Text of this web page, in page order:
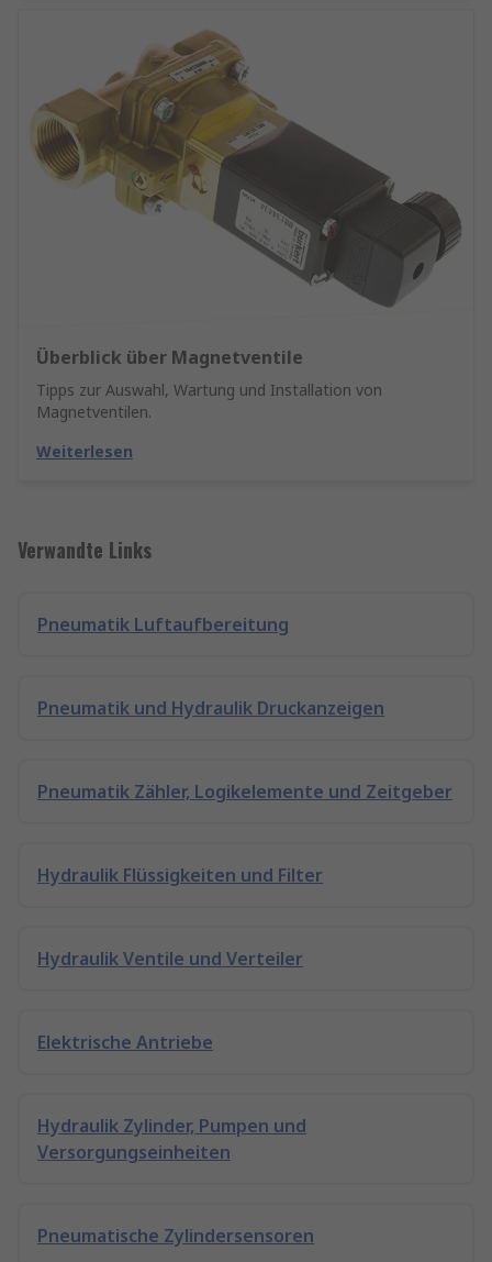
Überblick über Magnetventile
Tipps zur Auswahl, Wartung und Installation von
Magnetventilen.
Weiterlesen
Verwandte Links
Pneumatik Luftaufbereitung
Pneumatik und Hydraulik Druckanzeigen
Pneumatik Zähler, Logikelemente und Zeitgeber
Hydraulik Flüssigkeiten und Filter
Hydraulik Ventile und Verteiler
Elektrische Antriebe
Hydraulik Zylinder, Pumpen und
Versorgungseinheiten
Pneumatische Zylindersensoren